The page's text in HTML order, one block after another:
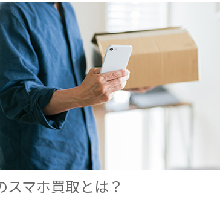
スマホ買取とは？